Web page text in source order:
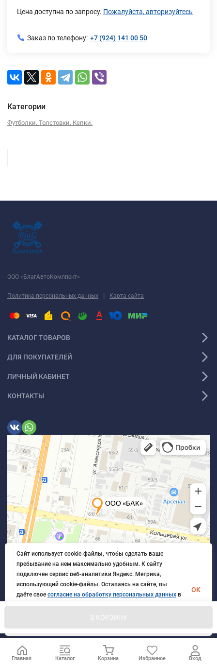
Цена доступна по запросу. Пожалуйста, авторизуйтесь
В КОРЗИНУ
Заказ по телефону: +7 (924) 141 00 50
Категории
Футболки. Толстовки. Кепки.
ООО «БлагАвтоКомлпект»
Политика персональных данных | Карта сайта
КАТАЛОГ ТОВАРОВ
ДЛЯ ПОКУПАТЕЛЕЙ
ЛИЧНЫЙ КАБИНЕТ
КОНТАКТЫ
© 2026 БлагАвтоКомплект. Все права защищены
Главная Каталог Корзина Избранное Вход
Сайт использует cookie-файлы, чтобы сделать ваше
пребывание на нем максимально удобным. К cайту
подключен сервис веб-аналитики Яндекс. Метрика,
использующий cookie-файлы. Оставаясь на сайте, вы
даёте свое согласие на обработку персональных данных в
порядке, указанном вПолитике обработки персональных
OK